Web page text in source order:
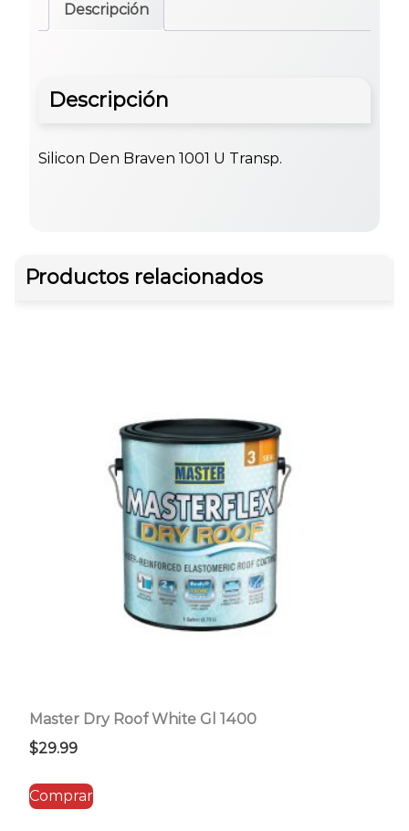
Descripción
Descripción
Silicon Den Braven 1001 U Transp.
Productos relacionados
Master Dry Roof White Gl 1400
$29.99
Comprar